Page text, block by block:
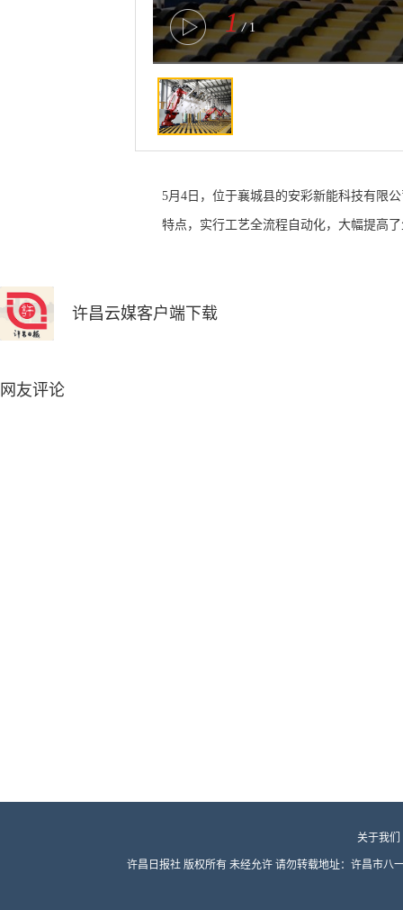
1 / 1
5月4日，位于襄城县的安彩新能科技有限
特点，实行工艺全流程自动化，大幅提高
许昌云媒客户端下载
网友评论
关于我们
许昌日报社 版权所有 未经允许 请勿转载地址：许昌市八